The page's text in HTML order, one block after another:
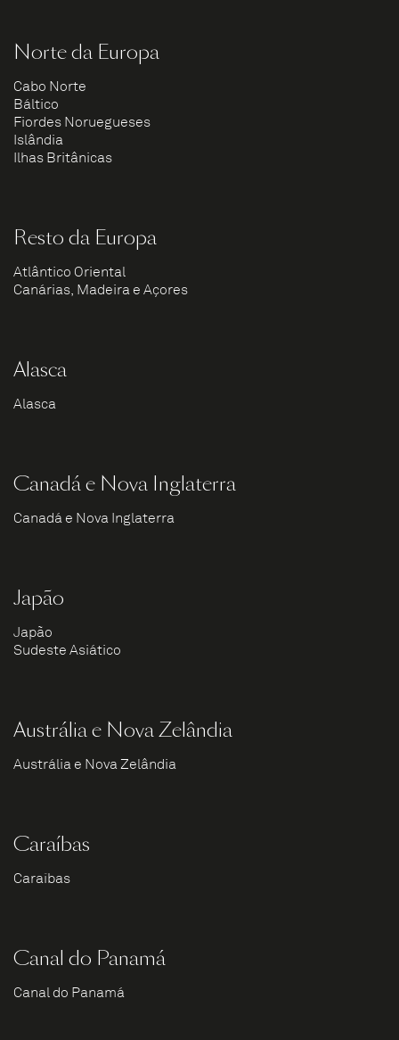
Norte da Europa
Cabo Norte
Báltico
Fiordes Noruegueses
Islândia
Ilhas Britânicas
Resto da Europa
Atlântico Oriental
Canárias, Madeira e Açores
Alasca
Alasca
Canadá e Nova Inglaterra
Canadá e Nova Inglaterra
Japão
Japão
Sudeste Asiático
Austrália e Nova Zelândia
Austrália e Nova Zelândia
Caraíbas
Caraíbas
Canal do Panamá
Canal do Panamá